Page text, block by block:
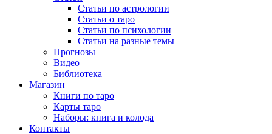
Статьи по астрологии
Статьи о таро
Статьи по психологии
Статьи на разные темы
Прогнозы
Видео
Библиотека
Магазин
Книги по таро
Карты таро
Наборы: книга и колода
Контакты